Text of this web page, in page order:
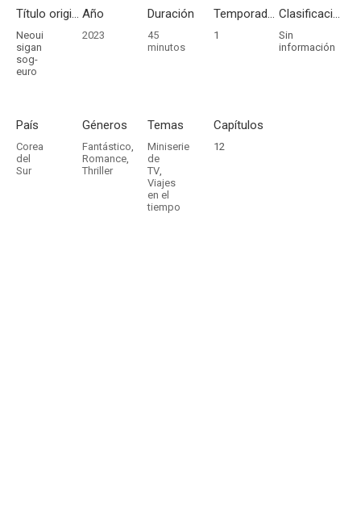
Título original
Neoui
sigan
sog-
euro
Año
2023
Duración
45
minutos
Temporadas
1
Clasificación por edades
Sin
información
País
Corea
del
Sur
Géneros
Fantástico,
Romance,
Thriller
Temas
Miniserie
de
TV,
Viajes
en el
tiempo
Capítulos
12